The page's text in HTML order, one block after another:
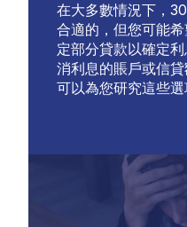
在大多數情況下，
合適的，但您可能
定部分貸款以確定
消利息的賬戶或信
可以為您研究這些選